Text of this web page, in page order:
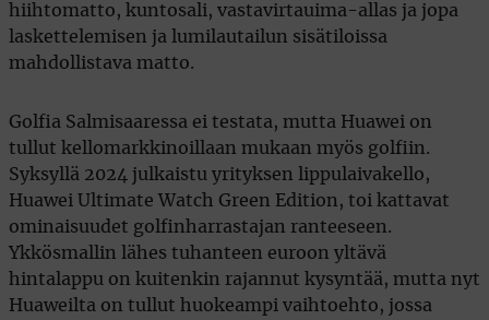
hiihtomatto, kuntosali, vastavirtauima-allas ja jopa
laskettelemisen ja lumilautailun sisätiloissa
mahdollistava matto.
Golfia Salmisaaressa ei testata, mutta Huawei on
tullut kellomarkkinoillaan mukaan myös golfiin.
Syksyllä 2024 julkaistu yrityksen lippulaivakello,
Huawei Ultimate Watch Green Edition, toi kattavat
ominaisuudet golfinharrastajan ranteeseen.
Ykkösmallin lähes tuhanteen euroon yltävä
hintalappu on kuitenkin rajannut kysyntää, mutta nyt
Huaweilta on tullut huokeampi vaihtoehto, jossa